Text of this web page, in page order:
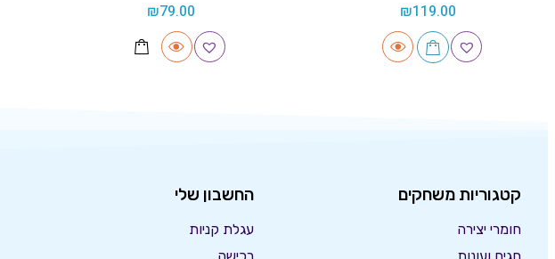
₪119.00
₪79.00
קטגוריות משחקים
חומרי יצירה
החשבון שלי
עגלת קניות